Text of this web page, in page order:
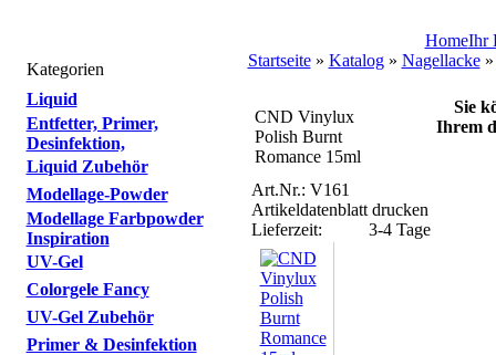
HomeIhr
Kategorien
Liquid
Entfetter, Primer,
Desinfektion,
Liquid Zubehör
Modellage-Powder
Modellage Farbpowder
Inspiration
UV-Gel
Colorgele Fancy
UV-Gel Zubehör
Primer & Desinfektion
Startseite» Katalog» Nagellacke
CND Vinylux
Polish Burnt
Romance 15ml
Sie
Ihrem
Art.Nr.: V161
Artikeldatenblatt drucken
Lieferzeit:
3-4 Tage